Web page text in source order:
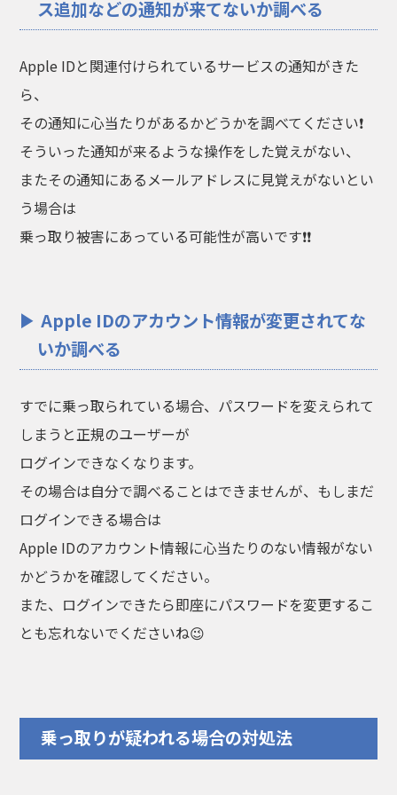
ス追加などの通知が来てないか調べる
Apple IDと関連付けられているサービスの通知がきた
ら、
その通知に心当たりがあるかどうかを調べてください❗
そういった通知が来るような操作をした覚えがない、
またその通知にあるメールアドレスに見覚えがないとい
う場合は
乗っ取り被害にあっている可能性が高いです❗❗
Apple IDのアカウント情報が変更されてな
いか調べる
すでに乗っ取られている場合、パスワードを変えられて
しまうと正規のユーザーが
ログインできなくなります。
その場合は自分で調べることはできませんが、もしまだ
ログインできる場合は
Apple IDのアカウント情報に心当たりのない情報がない
かどうかを確認してください。
また、ログインできたら即座にパスワードを変更するこ
とも忘れないでくださいね😉
乗っ取りが疑われる場合の対処法